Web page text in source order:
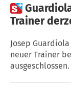

Trainer
Josep
neuer Trainer
ausgeschlossen.